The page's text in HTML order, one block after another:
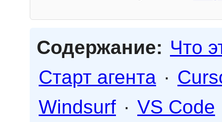
Содержание: Что
Старт агента ·
Windsurf · VS Code